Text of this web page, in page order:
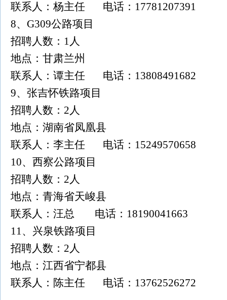
联系人：杨主任 电话：17781207391
8、G309公路项目
招聘人数：1人
地点：甘肃兰州
联系人：谭主任 电话：13808491682
9、张吉怀铁路项目
招聘人数：2人
地点：湖南省凤凰县
联系人：李主任 电话：15249570658
10、西察公路项目
招聘人数：2人
地点：青海省天峻县
联系人：汪总 电话：18190041663
11、兴泉铁路项目
招聘人数：2人
地点：江西省宁都县
联系人：陈主任 电话：13762526272